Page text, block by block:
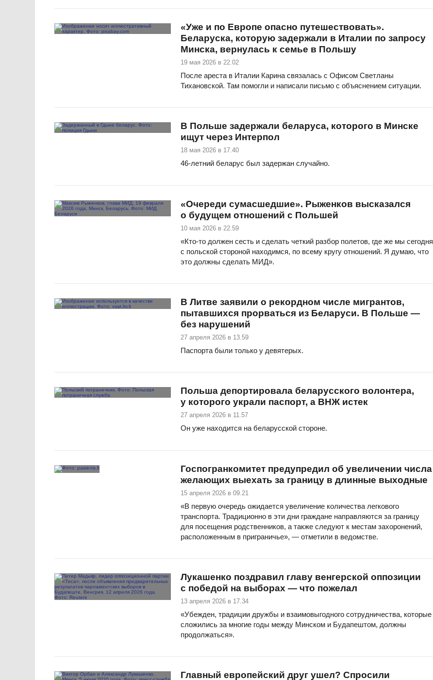
«Уже и по Европе опасно путешествовать».
Беларуска, которую задержали в Италии по запросу
Минска, вернулась к семье в Польшу
19 мая 2026 в 22.02
После ареста в Италии Карина связалась с Офисом Светланы
Тихановской. Там помогли и написали письмо с объяснением ситуации.
В Польше задержали беларуса, которого в Минске
ищут через Интерпол
18 мая 2026 в 17.40
46-летний беларус был задержан случайно.
«Очереди сумасшедшие». Рыженков высказался
о будущем отношений с Польшей
10 мая 2026 в 22.59
«Кто-то должен сесть и сделать четкий разбор полетов, где же мы сегодня
с польской стороной находимся, по всему кругу отношений. Я думаю, что
это должны сделать МИД».
В Литве заявили о рекордном числе мигрантов,
пытавшихся прорваться из Беларуси. В Польше —
без нарушений
27 апреля 2026 в 13.59
Паспорта были только у девятерых.
Польша депортировала беларусского волонтера,
у которого украли паспорт, а ВНЖ истек
27 апреля 2026 в 11.57
Он уже находится на беларусской стороне.
Госпогранкомитет предупредил об увеличении числа
желающих выехать за границу в длинные выходные
15 апреля 2026 в 09.21
«В первую очередь ожидается увеличение количества легкового
транспорта. Традиционно в эти дни граждане направляются за границу
для посещения родственников, а также следуют к местам захоронений,
расположенным в приграничье», — отметили в ведомстве.
Лукашенко поздравил главу венгерской оппозиции
с победой на выборах — что пожелал
13 апреля 2026 в 17.34
«Убежден, традиции дружбы и взаимовыгодного сотрудничества, которые
сложились за многие годы между Минском и Будапештом, должны
продолжаться».
Главный европейский друг ушел? Спросили